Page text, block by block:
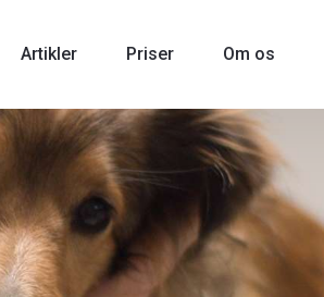
Artikler Priser Om os